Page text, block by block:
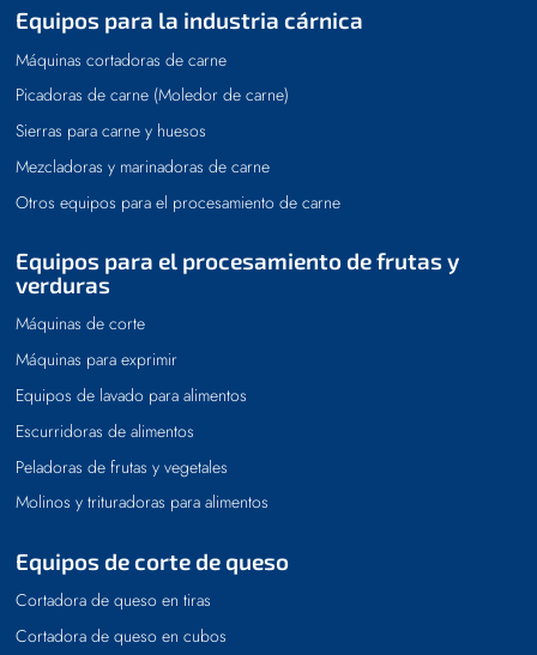
Equipos para la industria cárnica
Máquinas cortadoras de carne
Picadoras de carne (Moledor de carne)
Sierras para carne y huesos
Mezcladoras y marinadoras de carne
Otros equipos para el procesamiento de carne
Equipos para el procesamiento de frutas y
verduras
Máquinas de corte
Máquinas para exprimir
Equipos de lavado para alimentos
Escurridoras de alimentos
Peladoras de frutas y vegetales
Molinos y trituradoras para alimentos
Equipos de corte de queso
Cortadora de queso en tiras
Cortadora de queso en cubos